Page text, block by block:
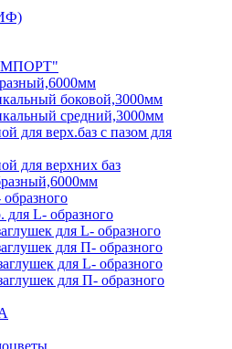
боковой,3000мм
средний,3000мм
для верх.баз с пазом для
для верхних баз
для L- образного
для L- образного
для П- образного
для L- образного
для П- образного